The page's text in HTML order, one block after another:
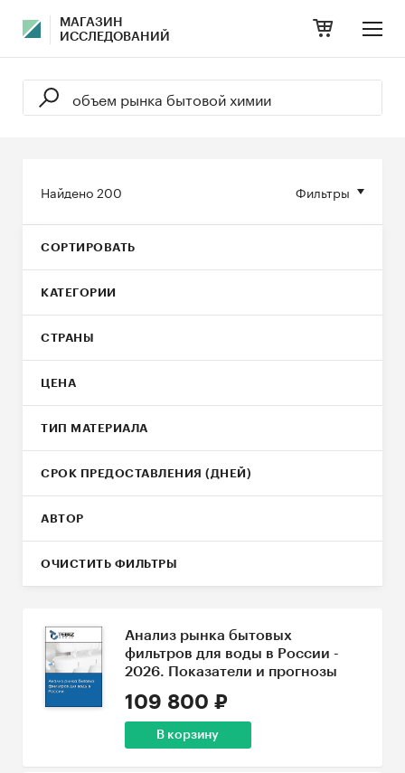
МАГАЗИН
ИССЛЕДОВАНИЙ
Фильтры
Найдено200
СОРТИРОВАТЬ
КАТЕГОРИИ
СТРАНЫ
ЦЕНА
ТИП МАТЕРИАЛА
СРОК ПРЕДОСТАВЛЕНИЯ (ДНЕЙ)
АВТОР
ОЧИСТИТЬ ФИЛЬТРЫ
Анализ рынка бытовых
фильтров для воды в России -
2026. Показатели и прогнозы
109 800 ₽
В корзину